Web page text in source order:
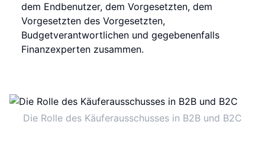
dem Endbenutzer, dem Vorgesetzten, dem
Vorgesetzten des Vorgesetzten,
Budgetverantwortlichen und gegebenenfalls
Finanzexperten zusammen.
Die Rolle des Käuferausschusses in B2B und B2C